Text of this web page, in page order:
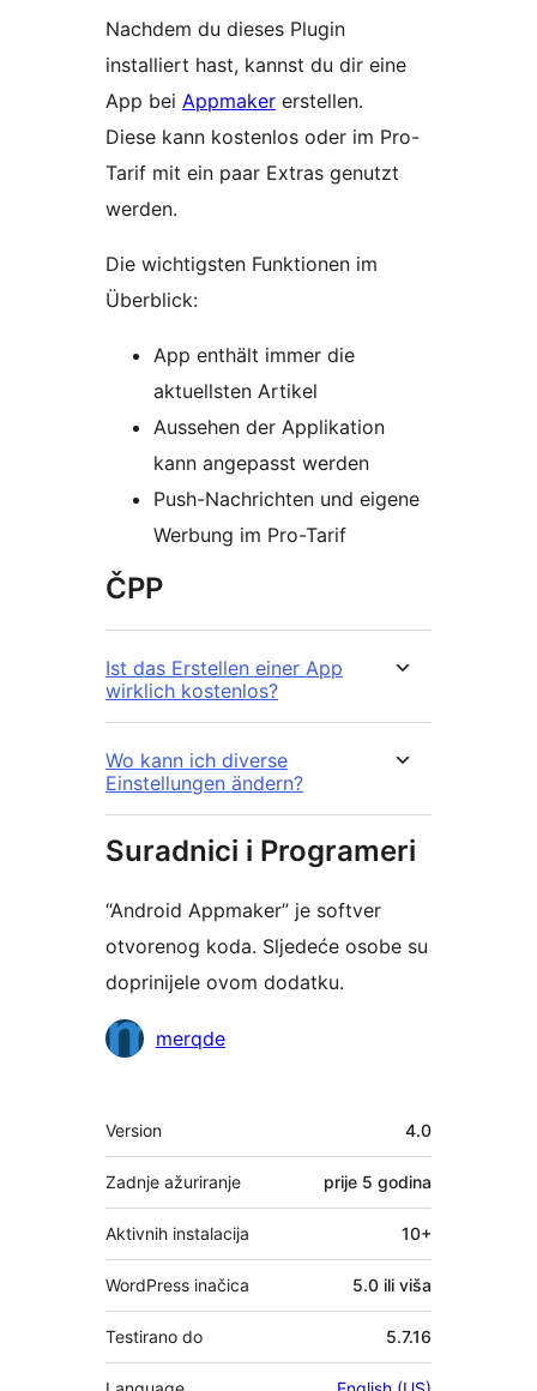
Nachdem du dieses Plugin
installiert hast, kannst du dir eine
App bei Appmaker erstellen.
Diese kann kostenlos oder im Pro-
Tarif mit ein paar Extras genutzt
werden.
Die wichtigsten Funktionen im
Überblick:
App enthält immer die
aktuellsten Artikel
Aussehen der Applikation
kann angepasst werden
Push-Nachrichten und eigene
Werbung im Pro-Tarif
ČPP
Ist das Erstellen einer App
wirklich kostenlos?
Wo kann ich diverse
Einstellungen ändern?
Suradnici i Programeri
“Android Appmaker” je softver
otvorenog koda. Sljedeće osobe su
doprinijele ovom dodatku.
Suradnicimerqde
Meta
Version 4.0
Zadnje ažuriranje prije 5 godina
Aktivnih instalacija 10+
WordPress inačica 5.0 ili viša
Testirano do 5.7.16